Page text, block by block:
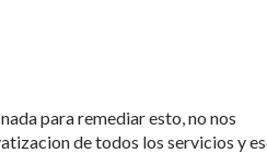
para remediar esto, no nos
de todos los servicios y